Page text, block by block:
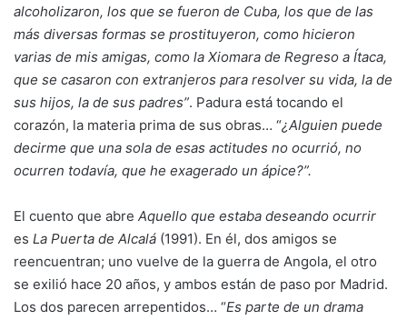
alcoholizaron, los que se fueron de Cuba, los que de las
más diversas formas se prostituyeron, como hicieron
varias de mis amigas, como la Xiomara de Regreso a Ítaca,
que se casaron con extranjeros para resolver su vida, la de
sus hijos, la de sus padres”. Padura está tocando el
corazón, la materia prima de sus obras… “¿Alguien puede
decirme que una sola de esas actitudes no ocurrió, no
ocurren todavía, que he exagerado un ápice?”.
El cuento que abre Aquello que estaba deseando ocurrir
es La Puerta de Alcalá (1991). En él, dos amigos se
reencuentran; uno vuelve de la guerra de Angola, el otro
se exilió hace 20 años, y ambos están de paso por Madrid.
Los dos parecen arrepentidos… “Es parte de un drama